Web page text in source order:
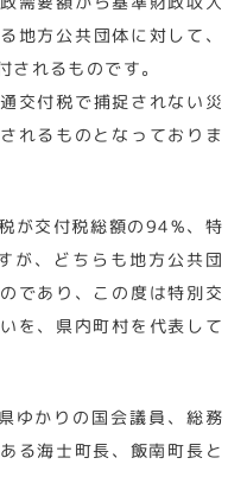
地方公共団体に対して、
れるものです。
交付税で捕捉されない災
れるものとなっておりま
が交付税総額の94%、特
が、どちらも地方公共団
であり、この度は特別交
を、県内町村を代表して
ゆかりの国会議員、総務
る海士町長、飯南町長と